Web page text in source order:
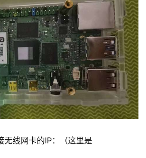
线网卡的IP：（这里是